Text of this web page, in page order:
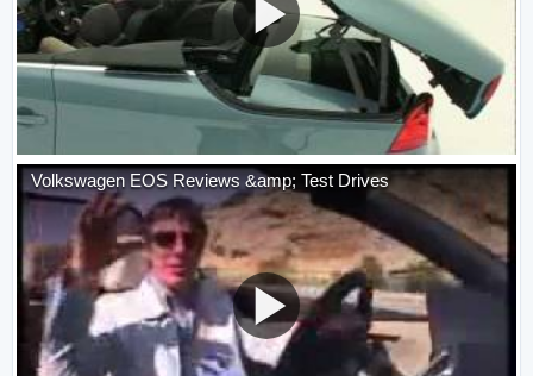
Volkswagen EOS Reviews &amp; Test Drives